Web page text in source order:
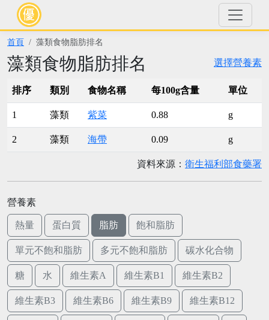
首頁 藻類食物脂肪排名
選擇營養素
藻類食物脂肪排名
排序 類別 食物名稱 每100g含量 單位
1 藻類 紫菜 0.88 g
2 藻類 海帶 0.09 g
資料來源： 衛生福利部食藥署
營養素
熱量 蛋白質 脂肪 飽和脂肪
單元不飽和脂肪 多元不飽和脂肪 碳水化合物
糖 水 維生素A 維生素B1 維生素B2
維生素B3 維生素B6 維生素B9 維生素B12